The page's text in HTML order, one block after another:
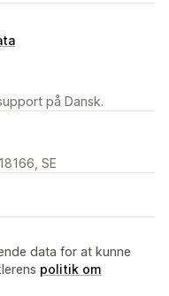
på Dansk.
SE
data for at kunne
politik om